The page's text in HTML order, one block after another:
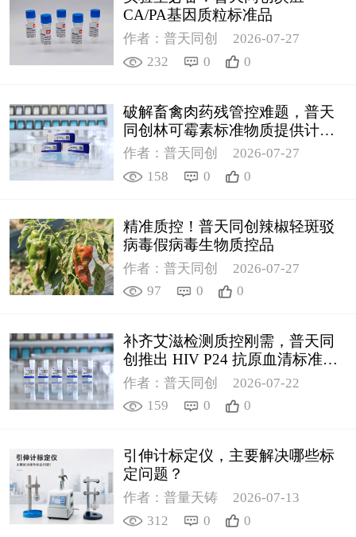
CA/PA基因质粒标准品
作者：普天同创
2026-07-27
232
0 0
破解畜禽肉药残管控难题，普天
同创林可霉素标准物质提供计量
支撑
作者：普天同创
2026-07-27
158
0 0
精准质控！普天同创辣椒轻斑驳
病毒假病毒生物质控品
作者：普天同创
2026-07-27
97
0 0
补齐艾滋检测质控刚需，普天同
创推出 HIV P24 抗原血清标准物
质
作者：普天同创
2026-07-22
159
0 0
引伸计标定仪，主要解决哪些标
定问题？
作者：普量天铸
2026-07-13
312
0 0